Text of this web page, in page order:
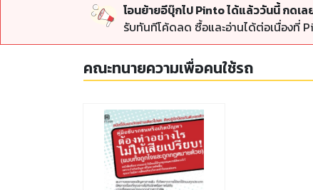
โอนย้ายอีบุ๊กไป Pinto ได้แล้ววันนี้ กดเล
รับทันทีโค้ดลด ซื้อและอ่านได้ต่อเนื่องที่
คณะทนายความเพื่อคนใช้รถ